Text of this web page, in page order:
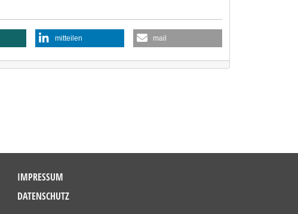
mitteilen mail
IMPRESSUM
DATENSCHUTZ